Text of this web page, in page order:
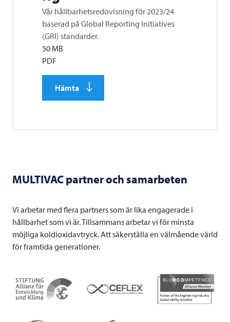
Vår hållbarhetsredovisning för 2023/24
baserad på Global Reporting Initiatives
(GRI) standarder.
50 MB
PDF
Hämta
MULTIVACpartner och samarbeten
Vi arbetar med flera partners som är lika engagerade i
hållbarhet som vi är. Tillsammans arbetar vi för minsta
möjliga koldioxidavtryck. Att säkerställa en välmående värld
för framtida generationer.